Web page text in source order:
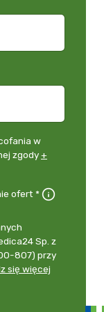
w
zgody+
ofert *
Sp. z
807) przy
się więcej